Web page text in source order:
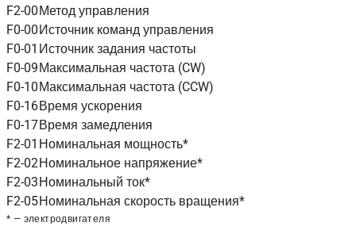
F2-00Метод управления
F0-00Источник команд управления
F0-01 Источник задания частоты
F0-09Максимальная частота (CW)
F0-10Максимальная частота (CCW)
F0-16Время ускорения
F0-17Время замедления
F2-01 Номинальная мощность*
F2-02Номинальное напряжение*
F2-03Номинальный ток*
F2-05Номинальная скорость вращения*
* — электродвигателя